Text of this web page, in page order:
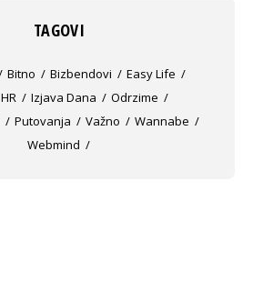
TAGOVI
Bitno Bizbendovi
Easy Life
HR Izjava Dana
Odrzime
Putovanja Važno
Wannabe
Webmind